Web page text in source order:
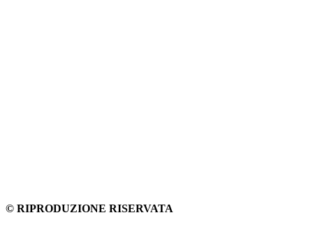
© RIPRODUZIONE RISERVATA